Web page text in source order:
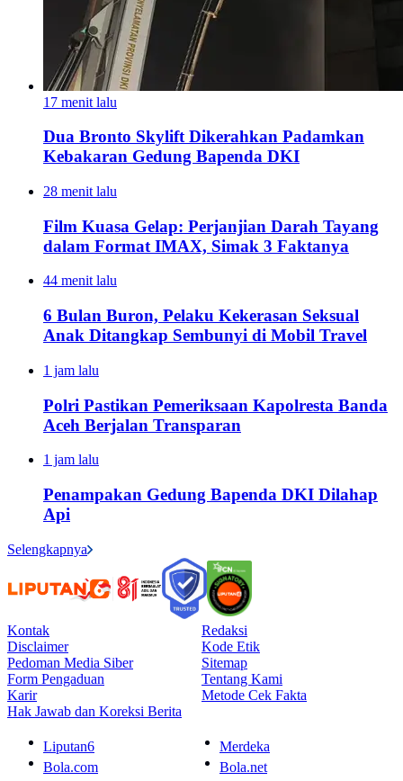
17 menit lalu
Dua Bronto Skylift Dikerahkan Padamkan
Kebakaran Gedung Bapenda DKI
28 menit lalu
Film Kuasa Gelap: Perjanjian Darah Tayang
dalam Format IMAX, Simak 3 Faktanya
44 menit lalu
6 Bulan Buron, Pelaku Kekerasan Seksual
Anak Ditangkap Sembunyi di Mobil Travel
1 jam lalu
Polri Pastikan Pemeriksaan Kapolresta Banda
Aceh Berjalan Transparan
1 jam lalu
Penampakan Gedung Bapenda DKI Dilahap
Api
Selengkapnya
Kontak
Redaksi
Disclaimer
Kode Etik
Pedoman Media Siber
Sitemap
Form Pengaduan
Tentang Kami
Karir
Metode Cek Fakta
Hak Jawab dan Koreksi Berita
Liputan6
Merdeka
Bola.com
Bola.net